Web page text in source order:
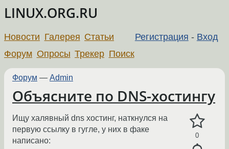
LINUX.ORG.RU
Регистрация - Вход
Новости Галерея Статьи
Форум Опросы Трекер Поиск
Форум — Admin
Объясните по DNS-хостингу
0
Ищу халявный dns хостинг, наткнулся на
первую ссылку в гугле, у них в факе
написано: